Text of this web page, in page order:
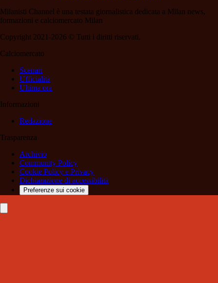
Milanisti Channel è una testata giornalistica dedicata a Milan news,
formazioni e calciomercato Milan
Copyright 2021-2026 © Tutti i diritti riservati.
Calciomercato
Scenari
Ufficialità
Ultima ora
Informazioni
Redazione
Trasparenza
Archivio
Community Policy
Cookie Policy e Privacy
Dichiarazione di accessibilità
Preferenze sui cookie